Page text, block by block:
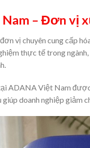
– Đơn vị
vị chuyên cung cấp
thực tế trong
ADANA Việt Nam
doanh nghiệp giảm